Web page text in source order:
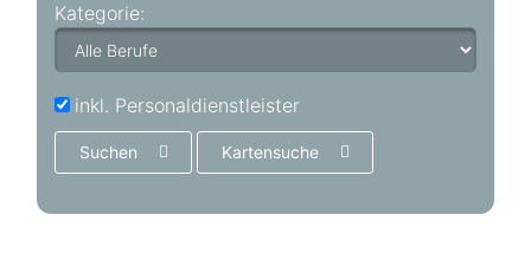
Kategorie:
inkl. Personaldienstleister
Suchen Kartensuche